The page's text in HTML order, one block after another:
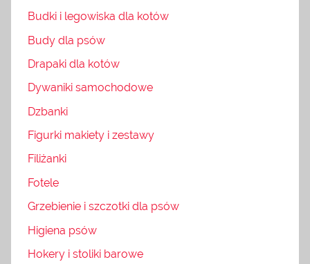
Budki i legowiska dla kotów
Budy dla psów
Drapaki dla kotów
Dywaniki samochodowe
Dzbanki
Figurki makiety i zestawy
Filiżanki
Fotele
Grzebienie i szczotki dla psów
Higiena psów
Hokery i stoliki barowe